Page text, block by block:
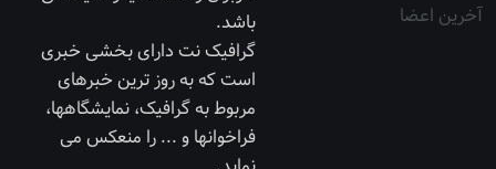
آخرین اعضا
باشد.
گرافیک نت دارای بخشی خبری
است که به روز ترین خبرهای
مربوط به گرافیک، نمایشگاهها،
فراخوانها و ... را منعکس می